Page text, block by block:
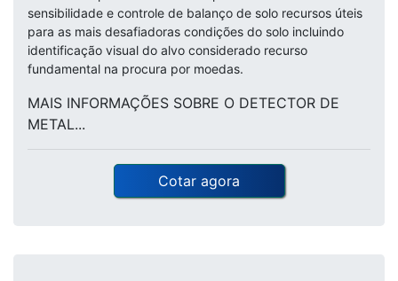
sensibilidade e controle de balanço de solo recursos úteis
para as mais desafiadoras condições do solo incluindo
identificação visual do alvo considerado recurso
fundamental na procura por moedas.
MAIS INFORMAÇÕES SOBRE O DETECTOR DE
METAL...
Cotar agora